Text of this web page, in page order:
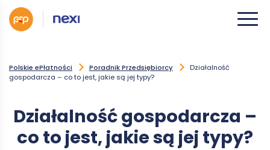
Polskie ePłatności Poradnik Przedsiębiorcy
Działalność
gospodarcza – co to jest, jakie są jej typy?
Działalność gospodarcza –
co to jest, jakie są jej typy?